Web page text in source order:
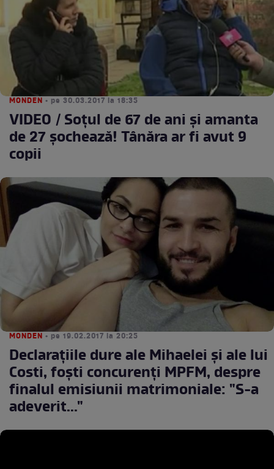
MONDEN • pe 30.03.2017 la 18:35
VIDEO / Soțul de 67 de ani și amanta
de 27 șochează! Tânăra ar fi avut 9
copii
MONDEN • pe 19.02.2017 la 20:25
Declaraţiile dure ale Mihaelei şi ale lui
Costi, foşti concurenţi MPFM, despre
finalul emisiunii matrimoniale: "S-a
adeverit..."